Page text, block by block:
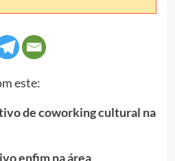
este:
de coworking cultural na
enfim na área